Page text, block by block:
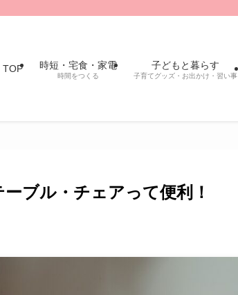
TOP 時短・宅食・家電
時間をつくる
子どもと暮らす
子育てグッズ・お出かけ・習い事
ブル・チェアって便利！